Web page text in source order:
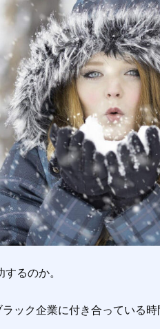
るのか。
ック企業に付き合っている時